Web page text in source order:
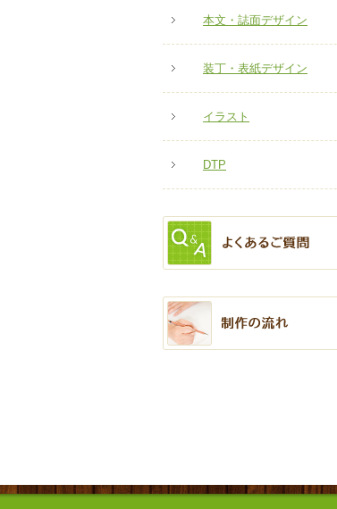
本文・誌面デザイン
装丁・表紙デザイン
イラスト
DTP